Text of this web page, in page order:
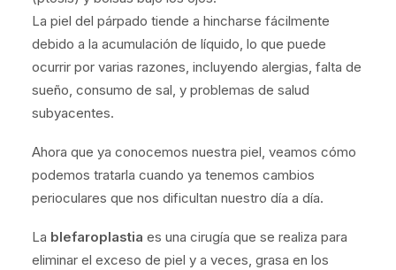
La piel del párpado tiende a hincharse fácilmente
debido a la acumulación de líquido, lo que puede
ocurrir por varias razones, incluyendo alergias, falta de
sueño, consumo de sal, y problemas de salud
subyacentes.
Ahora que ya conocemos nuestra piel, veamos cómo
podemos tratarla cuando ya tenemos cambios
perioculares que nos dificultan nuestro día a día.
La blefaroplastia es una cirugía que se realiza para
eliminar el exceso de piel y a veces, grasa en los